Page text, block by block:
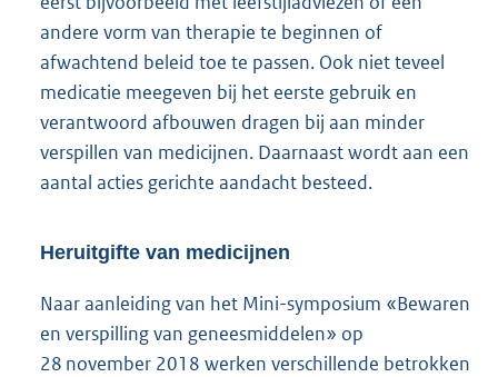
andere vorm van therapie te beginnen of
afwachtend beleid toe te passen. Ook niet teveel
medicatie meegeven bij het eerste gebruik en
verantwoord afbouwen dragen bij aan minder
verspillen van medicijnen. Daarnaast wordt aan een
aantal acties gerichte aandacht besteed.
Heruitgifte van medicijnen
Naar aanleiding van het Mini-symposium «Bewaren
en verspilling van geneesmiddelen» op
28 november 2018 werken verschillende betrokken